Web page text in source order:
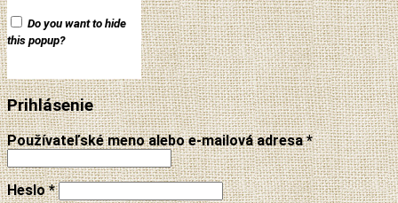
Do you want to hide
this popup?
Prihlásenie
Používateľské meno alebo e-mailová adresa*
Heslo*